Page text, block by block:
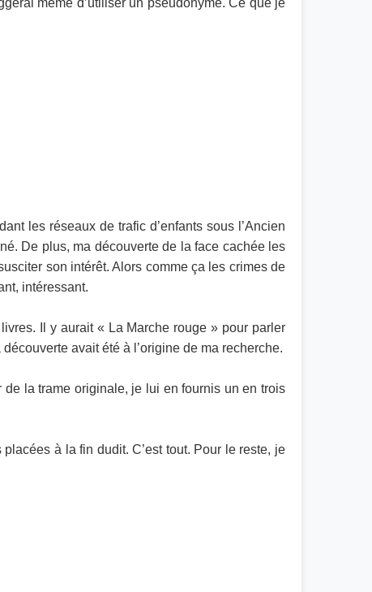
même d’utiliser un pseudonyme. Ce que je
les réseaux de trafic d’enfants sous l’Ancien
De plus, ma découverte de la face cachée les
son intérêt. Alors comme ça les crimes de
intéressant.
Il y aurait « La Marche rouge » pour parler
avait été à l’origine de ma recherche.
de la trame originale, je lui en fournis un en trois
à la fin dudit. C’est tout. Pour le reste, je